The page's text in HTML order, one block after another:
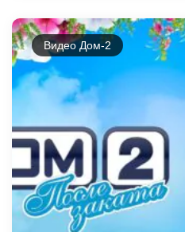
Видео Дом-2